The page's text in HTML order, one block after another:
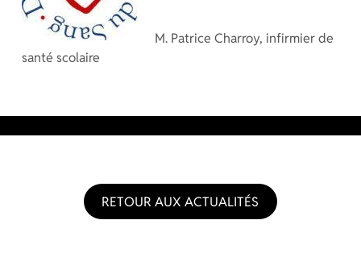
M. Patrice Charroy, infirmier de
santé scolaire
RETOUR AUX ACTUALITÉS